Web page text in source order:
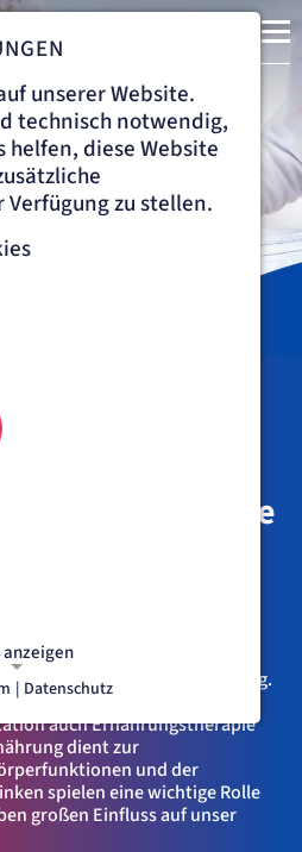
für unsere
Patienten
Krankenhaus Feldafing.
zur medizinischen
auch Ernährungstherapie
dient zur
und der
spielen eine wichtige Rolle
großen Einfluss auf unser
unserer Website.
technisch notwendig,
diese Website
zu stellen.
ermöglichen
und sind für
der Website
| Datenschutz